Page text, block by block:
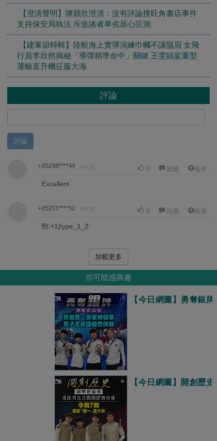
【澄清聲明】陳穎欣澄清：沒有評論搜旺角書店事件
支持保安局執法 斥造謠者卑劣居心叵測
【建軍節特輯】陸航海上實彈演練巾幗不讓鬚眉 女飛
行員李欣然揭秘「導彈精準命中」關鍵 王雯娟駕重型
運輸直升機征服大海
評論
評論
+85298****49 4年前 0 回應 檢舉
Excellent
+85291****52 4年前 0 回應 檢舉
勁:+1|type_1_2:
加載更多
你可能感興趣
【今日網圖】勇奪銀牌
【今日網圖】開創歷史